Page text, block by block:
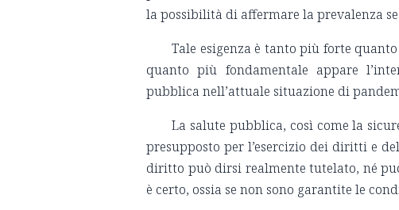
la possibilità di affermare la prevalenza
Tale esigenza è tanto più forte
quanto più fondamentale appare
pubblica nell’attuale situazione di
La salute pubblica, così come la
presupposto per l’esercizio dei diritti e
diritto può dirsi realmente tutelato, né
è certo, ossia se non sono garantite le